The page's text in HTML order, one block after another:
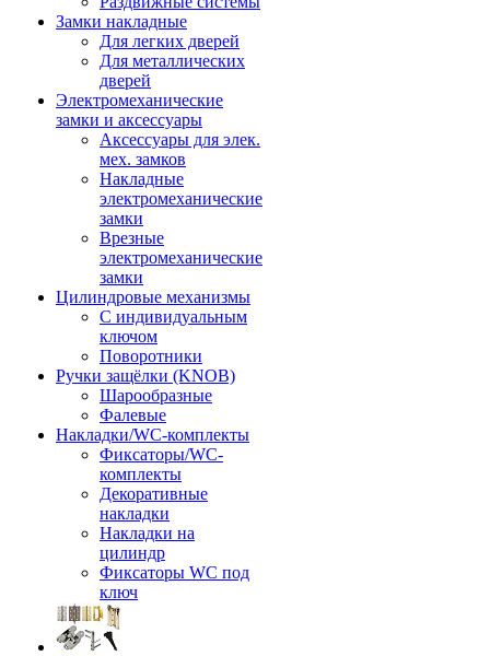
Замки накладные
Для легких дверей
Для металлических
дверей
Электромеханические
замки и аксессуары
Аксессуары для элек.
мех. замков
Накладные
электромеханические
замки
Врезные
электромеханические
замки
Цилиндровые механизмы
С индивидуальным
ключом
Поворотники
Ручки защёлки (KNOB)
Шарообразные
Фалевые
Накладки/WC-комплекты
Фиксаторы/WC-
комплекты
Декоративные
накладки
Накладки на
цилиндр
Фиксаторы WC под
ключ